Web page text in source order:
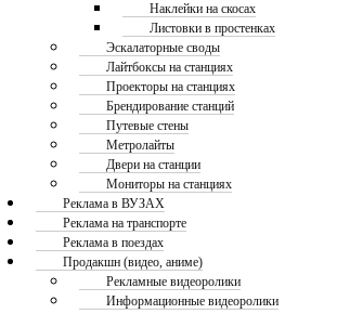
Наклейки на скосах
Листовки в простенках
Эскалаторные своды
Лайтбоксы на станциях
Проекторы на станциях
Брендирование станций
Путевые стены
Метролайты
Двери на станции
Мониторы на станциях
Реклама в ВУЗАХ
Реклама на транспорте
Реклама в поездах
Продакшн (видео, аниме)
Рекламные видеоролики
Информационные видеоролики